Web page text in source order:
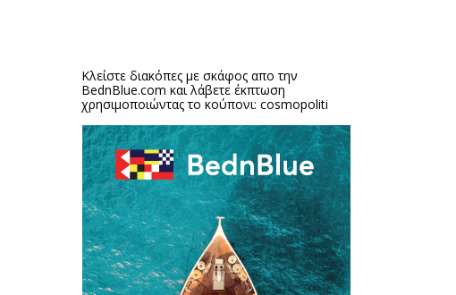
Κλείστε διακόπες με σκάφος απο την
BednBlue.com και λάβετε έκπτωση
χρησιμοποιώντας το κούπονι: cosmopoliti